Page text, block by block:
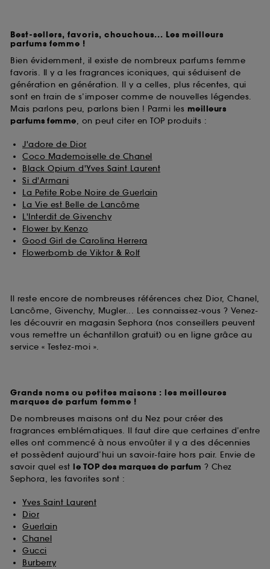
Best-sellers, favoris, chouchous... Les meilleurs
parfums femme !
Bien évidemment, il existe de nombreux parfums femme
favoris. Il y a les fragrances iconiques, qui séduisent de
génération en génération. Il y a celles, plus récentes, qui
sont en train de s’imposer comme de nouvelles légendes.
Mais parlons peu, parlons bien ! Parmi les meilleurs
parfums femme, on peut citer en TOP produits :
J'adore de Dior
Coco Mademoiselle de Chanel
Black Opium d'Yves Saint Laurent
Si d'Armani
La Petite Robe Noire de Guerlain
La Vie est Belle de Lancôme
L'Interdit de Givenchy
Flower by Kenzo
Good Girl de Carolina Herrera
Flowerbomb de Viktor & Rolf
Il reste encore de nombreuses références chez Dior, Chanel,
Lancôme, Givenchy, Mugler... Les connaissez-vous ? Venez-
les découvrir en magasin Sephora (nos conseillers peuvent
vous remettre un échantillon gratuit) ou en ligne grâce au
service « Testez-moi ».
Grands noms ou petites maisons : les meilleures
marques de parfum femme !
De nombreuses maisons ont du Nez pour créer des
fragrances emblématiques. Il faut dire que certaines d’entre
elles ont commencé à nous envoûter il y a des décennies
et possèdent aujourd’hui un savoir-faire hors pair. Envie de
savoir quel est le TOP des marques de parfum ? Chez
Sephora, les favorites sont :
Yves Saint Laurent
Dior
Guerlain
Chanel
Gucci
Burberry